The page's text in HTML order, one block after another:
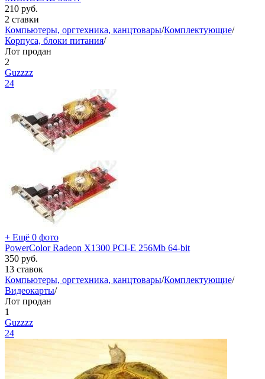
210 руб.
2 ставки
Компьютеры, оргтехника, канцтовары/Комплектующие/
Корпуса, блоки питания/
Лот продан
2
Guzzzz
24
+ Ещё 0 фото
PowerColor Radeon X1300 PCI-E 256Mb 64-bit
350 руб.
13 ставок
Компьютеры, оргтехника, канцтовары/Комплектующие/
Видеокарты/
Лот продан
1
Guzzzz
24